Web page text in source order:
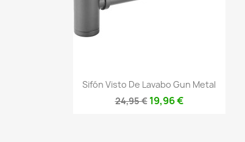
 Vista rápida
Sifón Visto De Lavabo Gun Metal
24,95 € 19,96 €